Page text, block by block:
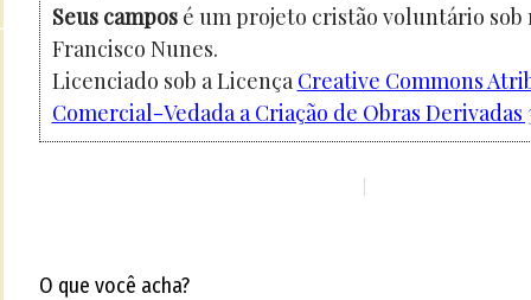
Seus camposé um projeto cristão voluntário sob
Francisco Nunes.
Licenciado sob a Licença Creative Commons
Comercial-Vedada a Criação de Obras Derivadas
O que você acha?